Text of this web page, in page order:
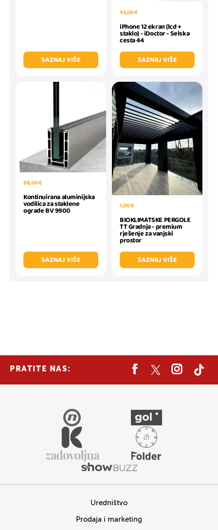
SAZNAJ VIŠE
95,00 €
iPhone 12 ekran (lcd +
staklo) - iDoctor - Selska
cesta 44
SAZNAJ VIŠE
98,00 €
Kontinuirana aluminijska
vodilica za staklene
ograde BV 9900
SAZNAJ VIŠE
1,00 €
BIOKLIMATSKE PERGOLE
TT Gradnja - premium
rješenje za vanjski
prostor
SAZNAJ VIŠE
PRATITE NAS:
Uredništvo
Prodaja i marketing